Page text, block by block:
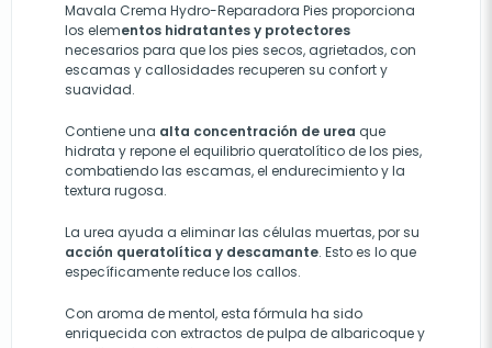
Mavala Crema Hydro-Reparadora Pies proporciona
los elementos hidratantes y protectores
necesarios para que los pies secos, agrietados, con
escamas y callosidades recuperen su confort y
suavidad.
Contiene una alta concentración de urea que
hidrata y repone el equilibrio queratolítico de los pies,
combatiendo las escamas, el endurecimiento y la
textura rugosa.
La urea ayuda a eliminar las células muertas, por su
acción queratolítica y descamante. Esto es lo que
específicamente reduce los callos.
Con aroma de mentol, esta fórmula ha sido
enriquecida con extractos de pulpa de albaricoque y